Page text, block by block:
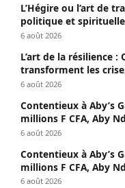
L’Hégire ou l’art de
politique et spirituelle
6 août 2026
L’art de la résilience
transforment les
6 août 2026
Contentieux à Aby’s
millions F CFA, Aby
sociaux
6 août 2026
Contentieux à Aby’s
millions F CFA, Aby
sociaux
6 août 2026